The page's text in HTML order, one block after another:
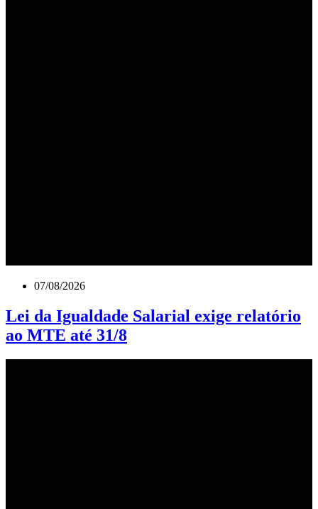
07/08/2026
Lei da Igualdade Salarial exige relatório
ao MTE até 31/8